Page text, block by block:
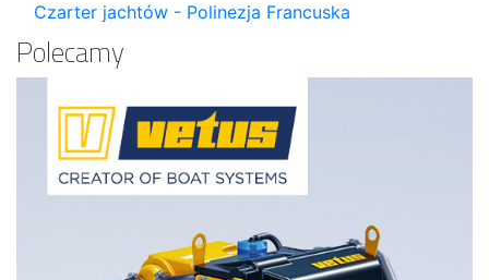
Czarter jachtów - Polinezja Francuska
Polecamy